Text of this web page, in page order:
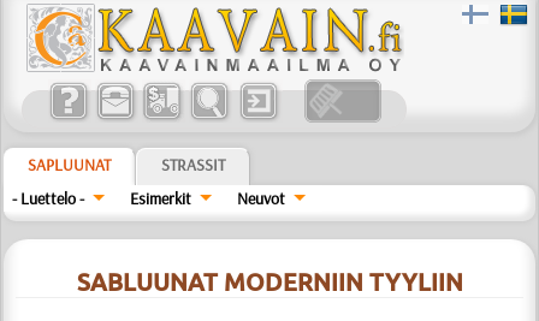
SAPLUUNAT
STRASSIT
- Luettelo -
Esimerkit Neuvot
SABLUUNAT MODERNIIN TYYLIIN